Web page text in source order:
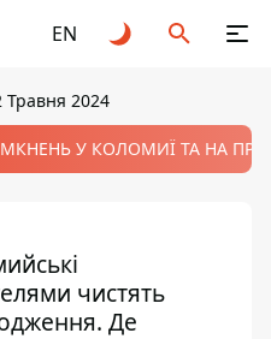
EN
Травня 2024
У КОЛОМИЇ ТА НА
чистять
Де